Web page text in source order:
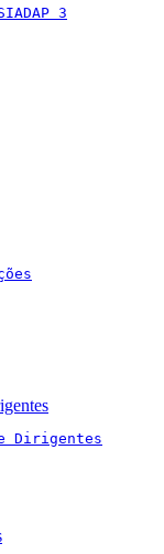
3
Dirigentes